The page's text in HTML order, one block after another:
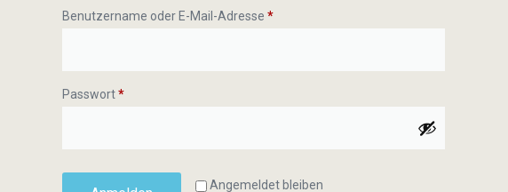
Benutzername oder E-Mail-Adresse *
Passwort*
Angemeldet bleiben